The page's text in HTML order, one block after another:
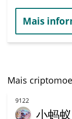
Mais
Mais
9122
小蚂